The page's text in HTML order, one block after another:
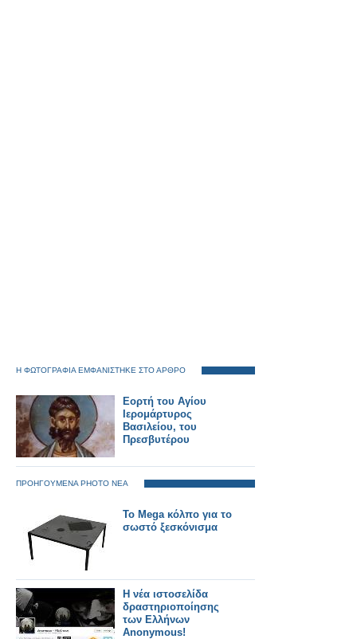
Η ΦΩΤΟΓΡΑΦΙΑ ΕΜΦΑΝΙΣΤΗΚΕ ΣΤΟ ΑΡΘΡΟ
Εορτή του Αγίου
Ιερομάρτυρος
Βασιλείου, του
Πρεσβυτέρου
ΠΡΟΗΓΟΥΜΕΝΑ PHOTO ΝΕΑ
Το Mega κόλπο για το
σωστό ξεσκόνισμα
Η νέα ιστοσελίδα
δραστηριοποίησης
των Ελλήνων
Anonymous!